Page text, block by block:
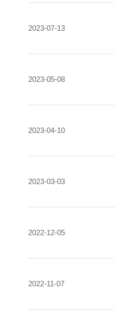
2023-07-13
2023-05-08
2023-04-10
2023-03-03
2022-12-05
2022-11-07